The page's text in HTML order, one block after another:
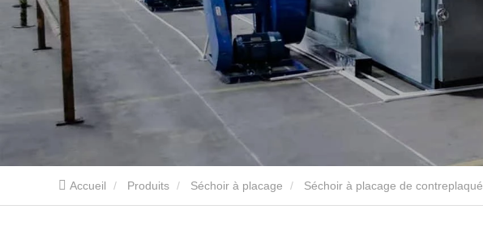
Accueil Produits Séchoir à placage Séchoir à placage de contreplaqué